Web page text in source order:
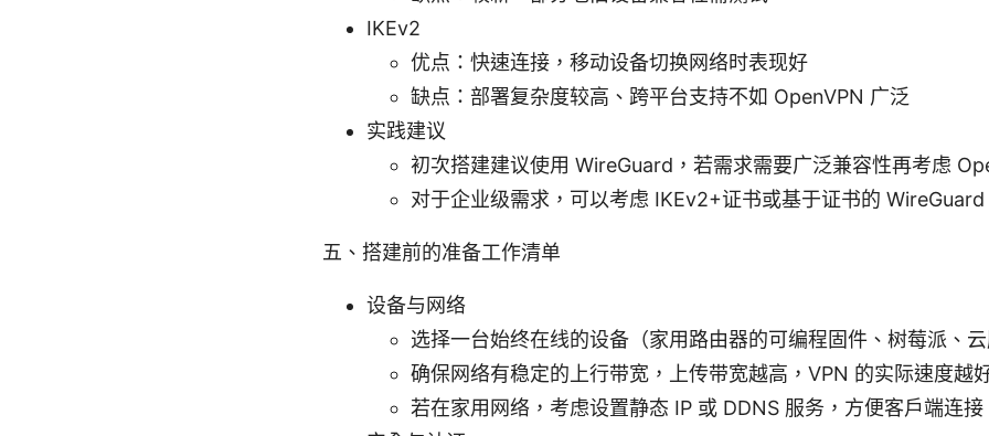
IKEv2
优点：快速连接，移动设备切换网络时表现好
缺点：部署复杂度较高、跨平台支持不如 OpenVPN 广泛
实践建议
初次搭建建议使用 WireGuard，若需求需要广泛兼容性再考虑
对于企业级需求，可以考虑 IKEv2+证书或基于证书的 WireGuard
五、搭建前的准备工作清单
设备与网络
选择一台始终在线的设备（家用路由器的可编程固件、树莓派、云
确保网络有稳定的上行带宽，上传带宽越高，VPN 的实际速度越
若在家用网络，考虑设置静态 IP 或 DDNS 服务，方便客户端连接